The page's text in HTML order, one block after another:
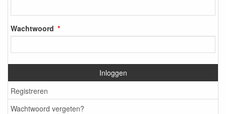
Wachtwoord
Inloggen
Registreren
Wachtwoord vergeten?